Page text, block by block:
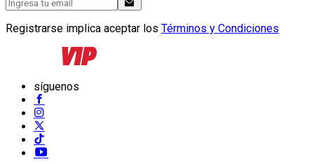
Registrarse implica aceptar los Términos y Condiciones
síguenos